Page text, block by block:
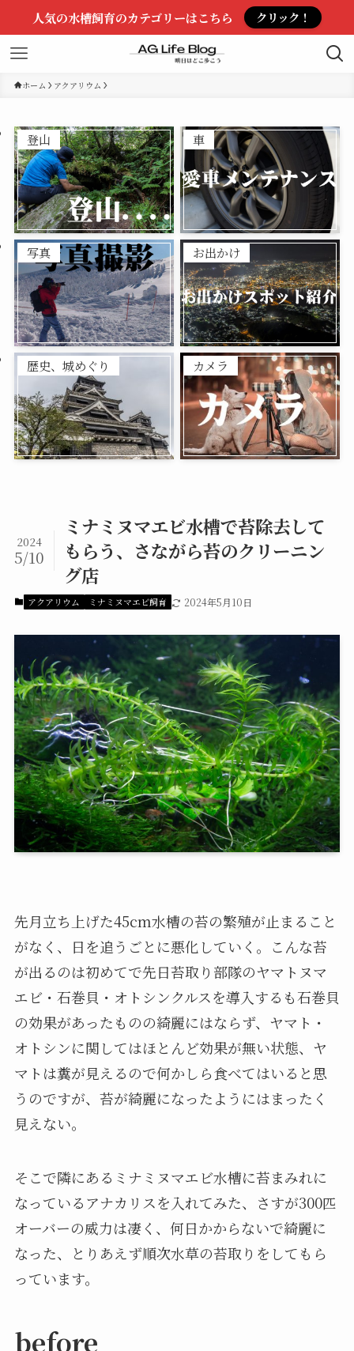
人気の水槽飼育のカテゴリーはこちら クリック！
ホーム アクアリウム
登山 車
写真 お出かけ
歴史、城めぐり カメラ
ミナミヌマエビ水槽で苔除去して
もらう、さながら苔のクリーニン
グ店
2024
5/10
アクアリウム ミナミヌマエビ飼育 2024年5月10日
先月立ち上げた45cm水槽の苔の繁殖が止まること
がなく、日を追うごとに悪化していく。こんな苔
が出るのは初めてで先日苔取り部隊のヤマトヌマ
エビ・石巻貝・オトシンクルスを導入するも石巻貝
の効果があったものの綺麗にはならず、ヤマト・
オトシンに関してはほとんど効果が無い状態、ヤ
マトは糞が見えるので何かしら食べてはいると思
うのですが、苔が綺麗になったようにはまったく
見えない。
そこで隣にあるミナミヌマエビ水槽に苔まみれに
なっているアナカリスを入れてみた、さすが300匹
オーバーの威力は凄く、何日かからないで綺麗に
なった、とりあえず順次水草の苔取りをしてもら
っています。
before